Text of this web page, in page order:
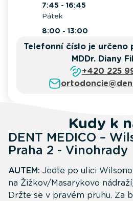
7:45 - 16:45
Pátek
8:00 - 13:00
Telefonní číslo je určeno
MDDr. Diany
+420 225
Kudy k
DENT MEDICO –
Praha 2 - Vinohrady
AUTEM: Jeďte po ulici
na Žižkov/Masarykovo
Držte se v pravém pruhu. Za